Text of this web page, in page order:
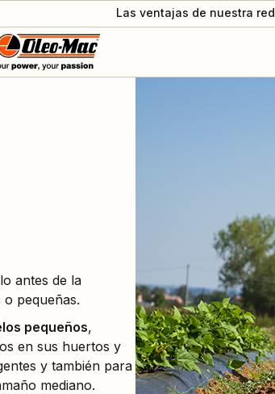
Las ventajas de nuestra red
antes de la
pequeñas.
pequeños,
en sus huertos y
y también para
mediano.